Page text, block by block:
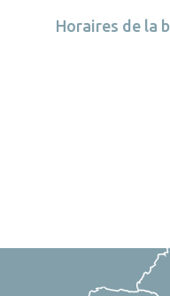
Horaires de la
Article mensuel